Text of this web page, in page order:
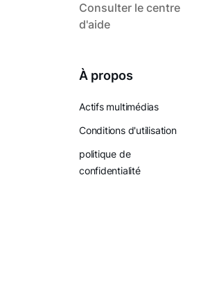
Consulter le centre
d'aide
À propos
Actifs multimédias
Conditions d'utilisation
politique de
confidentialité